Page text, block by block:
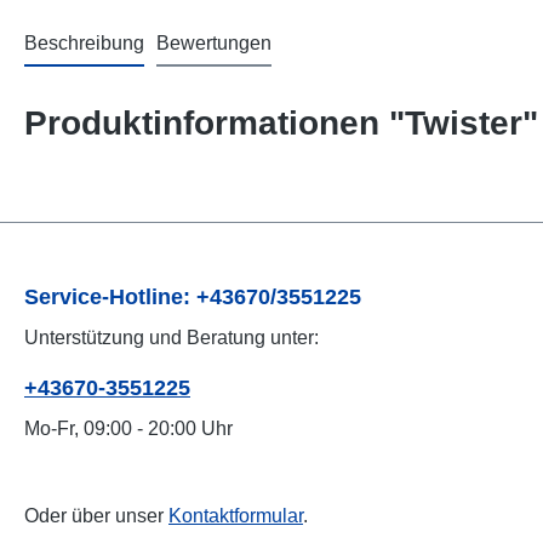
Beschreibung Bewertungen
Produktinformationen "Twister"
Service-Hotline: +43670/3551225
Unterstützung und Beratung unter:
+43670-3551225
Mo-Fr, 09:00 - 20:00 Uhr
Oder über unser Kontaktformular.